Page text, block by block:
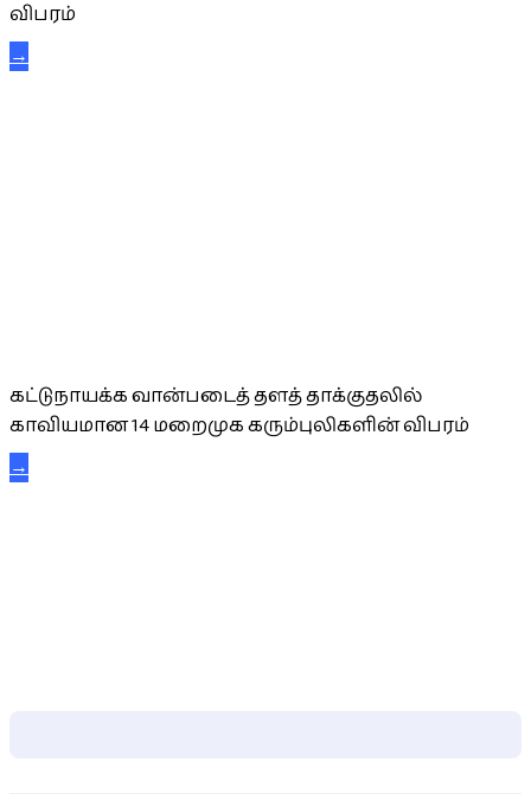
விபரம்
→
கட்டுநாயக்க வான்படைத் தளத் தாக்குதலில்
காவியமான 14 மறைமுக கரும்புலிகளின் விபரம்
→